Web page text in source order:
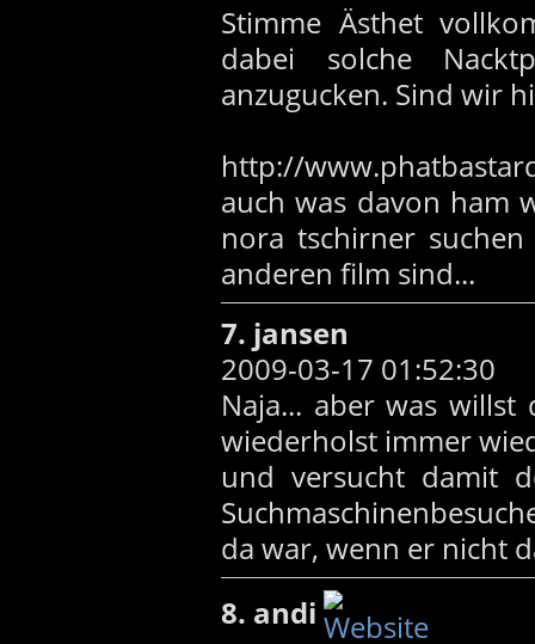
Stimme Ästhet
dabei solche
anzugucken. Sind wir
http://
auch was davon ham
nora tschirner
anderen film sind...
7. jansen
2009-03-17 01:52:30
Naja... aber was
wiederholst immer
und versucht damit
da war, wenn er nicht
8. andi